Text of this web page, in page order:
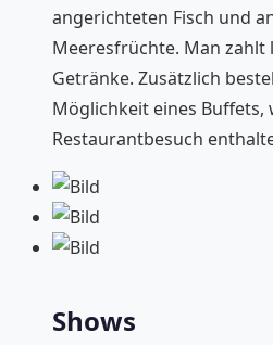
angerichteten Fisch und
Meeresfrüchte. Man zahlt
Getränke. Zusätzlich
Möglichkeit eines Buffets,
Restaurantbesuch
Shows